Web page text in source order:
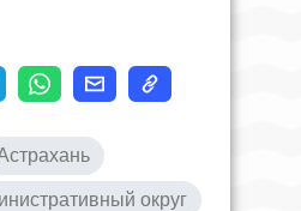
округ